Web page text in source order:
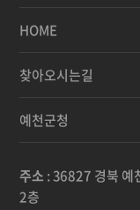
HOME
찾아오시는길
예천군청
주소 : 36827 경북 예
2층